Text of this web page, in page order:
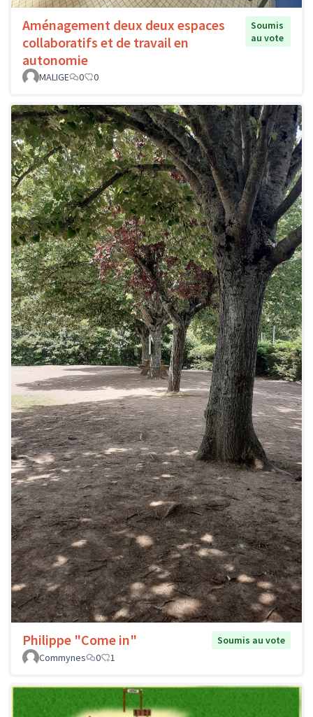
Aménagement deux deux espaces
collaboratifs et de travail en
autonomie
Soumis
au vote
MALIGE 0 0
Philippe "Come in"
Soumis au vote
Commynes
0 1